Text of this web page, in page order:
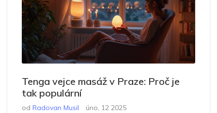
Tenga vejce masáž v Praze: Proč je
tak populární
od Radovan Musil úno, 12 2025